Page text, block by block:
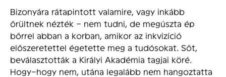
Bizonyára rátapintott valamire, vagy inkább
őrültnek nézték – nem tudni, de megúszta ép
bőrrel abban a korban, amikor az inkvizíció
előszeretettel égetette meg a tudósokat. Sőt,
beválasztották a Királyi Akadémia tagjai köré.
Hogy–hogy nem, utána legalább nem hangoztatta